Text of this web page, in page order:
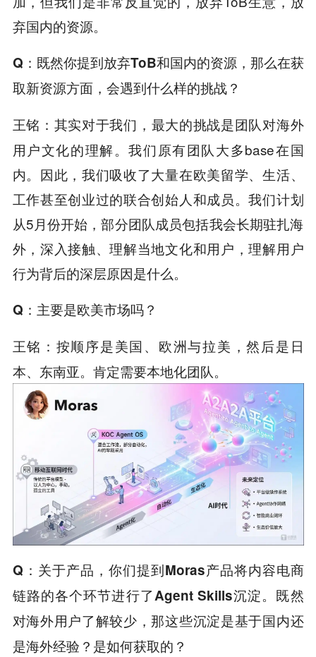
弃国内的资源。
Q ：既然你提到放弃ToB和国内的资源，那么在获
取新资源方面，会遇到什么样的挑战？
王铭： 其实对于我们，最大的挑战是团队对海外
用户文化的理解。我们原有团队大多base在国
内。因此，我们吸收了大量在欧美留学、生活、
工作甚至创业过的联合创始人和成员。我们计划
从5月份开始，部分团队成员包括我会长期驻扎海
外，深入接触、理解当地文化和用户，理解用户
行为背后的深层原因是什么。
Q ：主要是欧美市场吗？
王铭： 按顺序是美国、欧洲与拉美，然后是日
本、东南亚。肯定需要本地化团队。
Q ：关于产品，你们提到Moras产品将内容电商
链路的各个环节进行了Agent Skills沉淀。既然
对海外用户了解较少，那这些沉淀是基于国内还
是海外经验？是如何获取的？